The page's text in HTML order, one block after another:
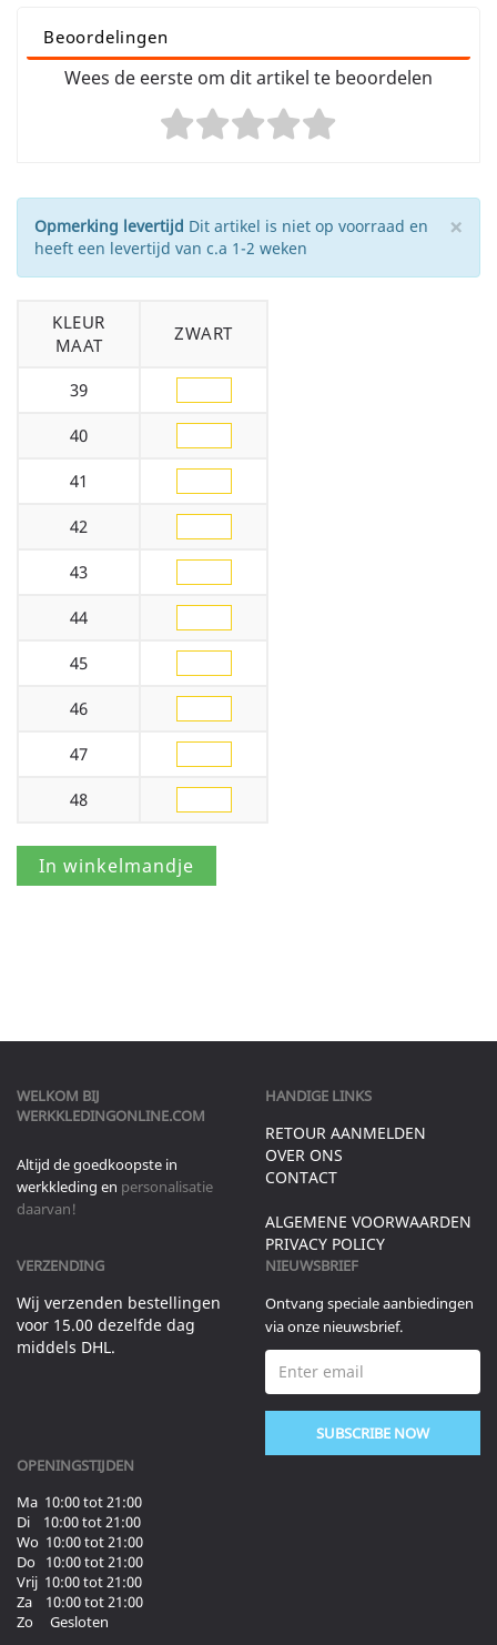
Beoordelingen
Wees de eerste om dit artikel te beoordelen
×
Opmerking levertijd Dit artikel is niet op voorraad en
heeft een levertijd van c.a 1-2 weken
KLEUR
MAAT
ZWART
39
40
41
42
43
44
45
46
47
48
WELKOM BIJ
WERKKLEDINGONLINE.COM
Altijd de goedkoopste in
werkkleding en personalisatie
daarvan!
HANDIGE LINKS
RETOUR AANMELDEN
OVER ONS
CONTACT
ALGEMENE VOORWAARDEN
PRIVACY POLICY
VERZENDING
Wij verzenden bestellingen
voor 15.00 dezelfde dag
middels DHL.
NIEUWSBRIEF
Ontvang speciale aanbiedingen
via onze nieuwsbrief.
SUBSCRIBE NOW
OPENINGSTIJDEN
Ma 10:00 tot 21:00
Di 10:00 tot 21:00
Wo 10:00 tot 21:00
Do 10:00 tot 21:00
Vrij 10:00 tot 21:00
Za 10:00 tot 21:00
Zo Gesloten